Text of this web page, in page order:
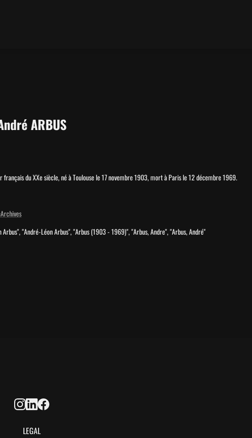
ARBUS
du XXe siècle, né à Toulouse le 17 novembre 1903, mort à Paris le 12 décembre 1969.
"André-Léon Arbus", "Arbus (1903 - 1969)", "Arbus, Andre", "Arbus, André"
LEGAL